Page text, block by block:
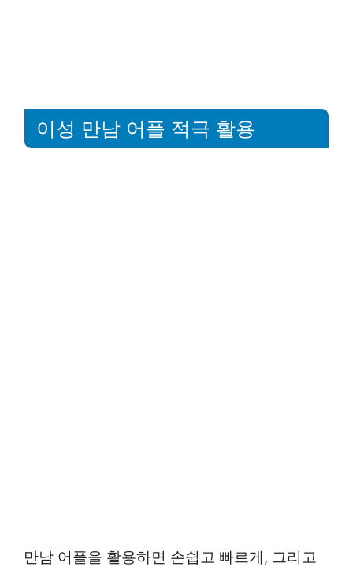
이성 만남 어플 적극 활용
만남 어플을 활용하면 손쉽고 빠르게, 그리고